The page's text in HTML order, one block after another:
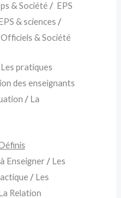
& Société / EPS
& sciences/
& Société
Les pratiques
des enseignants
/ La
Enseigner/ Les
/ Les
Relation